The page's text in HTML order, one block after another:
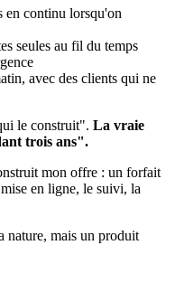
en continu lorsqu'on
seules au fil du temps
avec des clients qui ne
le construit". La vraie
trois ans".
mon offre : un forfait
en ligne, le suivi, la
nature, mais un produit